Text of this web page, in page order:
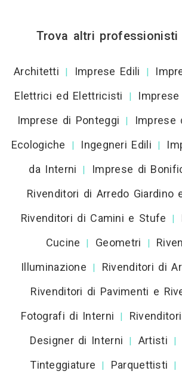
Trova altri professionisti
Architetti | Imprese Edili |
Elettrici ed Elettricisti
|
Imprese di Ponteggi |
Imprese
Ecologiche
| Ingegneri Edili |
da Interni
| Imprese di
Rivenditori di Arredo Giardino
Rivenditori di Camini e Stufe |
Cucine
| Geometri |
Illuminazione
| Rivenditori di
Rivenditori di Pavimenti e
Fotografi di Interni |
Designer di Interni | Artisti |
Tinteggiature
| Parquettisti |